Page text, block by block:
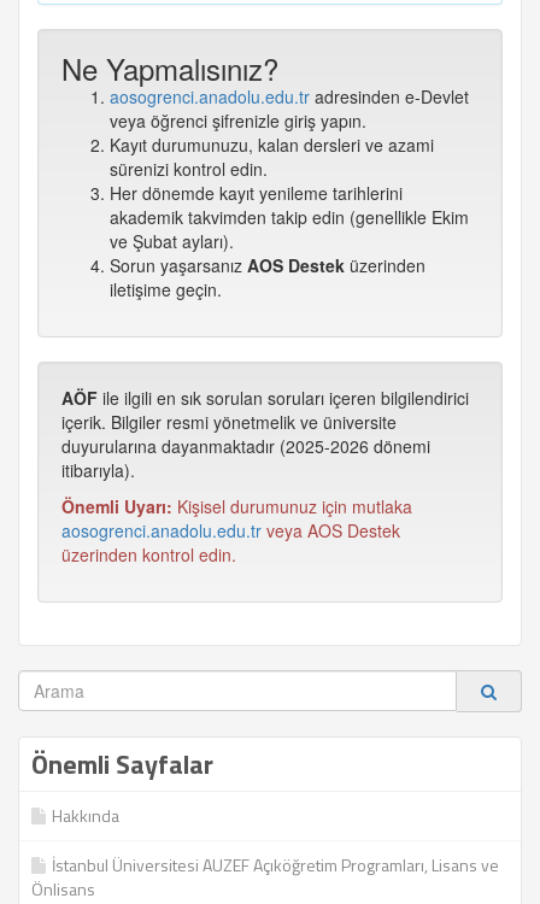
Ne Yapmalısınız?
aosogrenci.anadolu.edu.tr adresinden e-Devlet
veya öğrenci şifrenizle giriş yapın.
Kayıt durumunuzu, kalan dersleri ve azami
sürenizi kontrol edin.
Her dönemde kayıt yenileme tarihlerini
akademik takvimden takip edin (genellikle Ekim
ve Şubat ayları).
Sorun yaşarsanız AOS Destek üzerinden
iletişime geçin.
AÖF ile ilgili en sık sorulan soruları içeren bilgilendirici
içerik. Bilgiler resmi yönetmelik ve üniversite
duyurularına dayanmaktadır (2025-2026 dönemi
itibarıyla).
Önemli Uyarı: Kişisel durumunuz için mutlaka
aosogrenci.anadolu.edu.tr veya AOS Destek
üzerinden kontrol edin.
Önemli Sayfalar
Hakkında
İstanbul Üniversitesi AUZEF Açıköğretim Programları, Lisans ve
Önlisans